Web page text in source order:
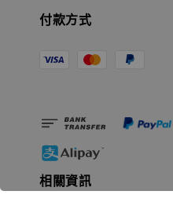
付款方式
相關資訊